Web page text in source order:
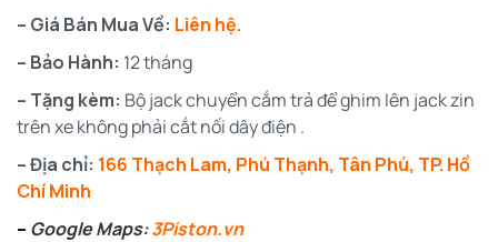
– Giá Bán Mua Về: Liên hệ.
– Bảo Hành: 12 tháng
– Tặng kèm: Bộ jack chuyển cắm trả để ghim lên jack zin
trên xe không phải cắt nối dây điện .
– Địa chỉ: 166 Thạch Lam, Phú Thạnh, Tân Phú, TP. Hồ
Chí Minh
– Google Maps:3Piston.vn